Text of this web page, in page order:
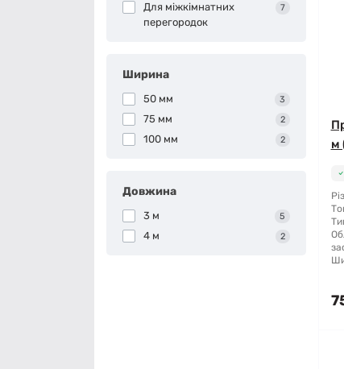
Для міжкімнатних
перегородок
7
Ширина
50 мм 3
75 мм 2
100 мм 2
Довжина
3 м 5
4 м 2
м